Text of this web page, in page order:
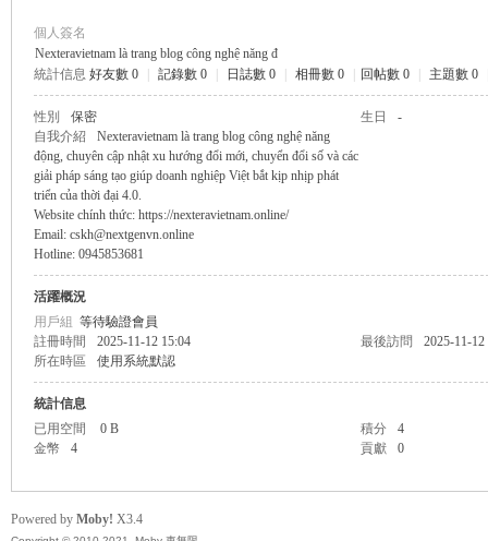
個人簽名
Nexteravietnam là trang blog công nghệ năng đ
統計信息 好友數 0 記錄數 0 日誌數 0 相冊數 0 回帖數 0 主題數 0
性別 保密 生日
-
自我介紹
Nexteravietnam là trang blog công nghệ năng
động, chuyên cập nhật xu hướng đổi mới, chuyển đổi số và các
giải pháp sáng tạo giúp doanh nghiệp Việt bắt kịp nhịp phát
triển của thời đại 4.0.
Website chính thức: https://nexteravietnam.online/
Email: cskh@nextgenvn.online
Hotline: 0945853681
活躍概況
用戶組 等待驗證會員
註冊時間
2025-11-12 15:04 最後訪問
2025-11-12
所在時區
使用系統默認
統計信息
已用空間
0 B 積分
4
金幣
4 貢獻 0
Powered by Moby! X3.4